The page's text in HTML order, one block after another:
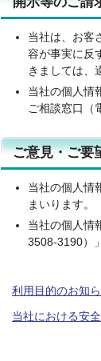
当社は、お客
容が事実に反
きましては、
当社の個人情
ご相談窓口（
ご意見・ご要
当社の個人情
まいります。
当社の個人情
3508-3190）
利用目的のお知
当社における安